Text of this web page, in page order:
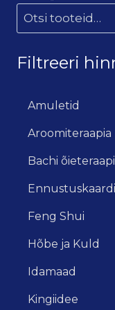
Filtreeri
Amuletid
Aroomiteraapia
Bachi
Feng Shui
Hõbe ja Kuld
Idamaad
Kingiidee